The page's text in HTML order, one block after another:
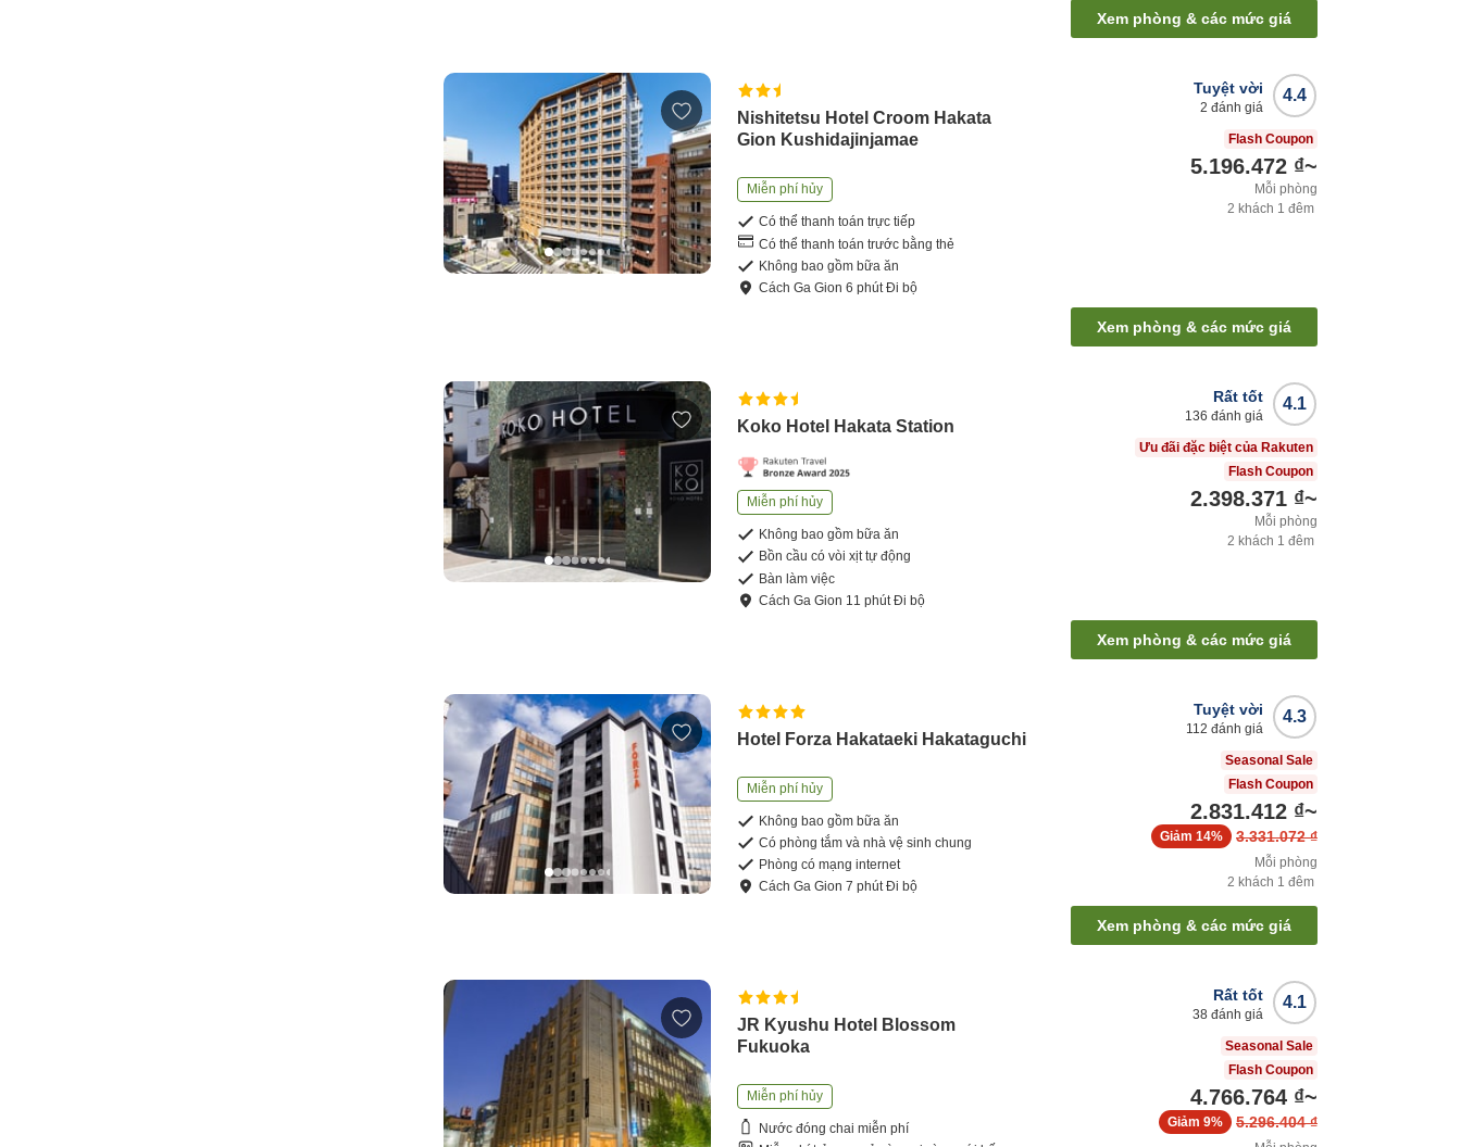
Xem phòng & các mức giá
Nishitetsu Hotel Croom Hakata
Gion Kushidajinjamae
Miễn phí hủy
Có thể thanh toán trực tiếp
Có thể thanh toán trước bằng thẻ
Không bao gồm bữa ăn
CáchGa Gion 6 phútĐi bộ
4.4
Tuyệt vời
2 đánh giá
Flash Coupon
5.196.472 ₫~
Mỗi phòng
2 khách 1 đêm
Xem phòng & các mức giá
Koko Hotel Hakata Station
Miễn phí hủy
Không bao gồm bữa ăn
Bồn cầu có vòi xịt tự động
Bàn làm việc
CáchGa Gion 11 phútĐi bộ
4.1
Rất tốt
136 đánh giá
Ưu đãi đặc biệt của Rakuten
Flash Coupon
2.398.371 ₫~
Mỗi phòng
2 khách 1 đêm
Xem phòng & các mức giá
Hotel Forza Hakataeki Hakataguchi
Miễn phí hủy
Không bao gồm bữa ăn
Có phòng tắm và nhà vệ sinh chung
Phòng có mạng internet
CáchGa Gion 7 phútĐi bộ
4.3
Tuyệt vời
112 đánh giá
Seasonal Sale
Flash Coupon
2.831.412 ₫~
3.331.072 ₫
Giảm 14%
Mỗi phòng
2 khách 1 đêm
Xem phòng & các mức giá
JR Kyushu Hotel Blossom
Fukuoka
Miễn phí hủy
Nước đóng chai miễn phí
4.1
Rất tốt
38 đánh giá
Seasonal Sale
Flash Coupon
4.766.764 ₫~
5.296.404 ₫
Giảm 9%